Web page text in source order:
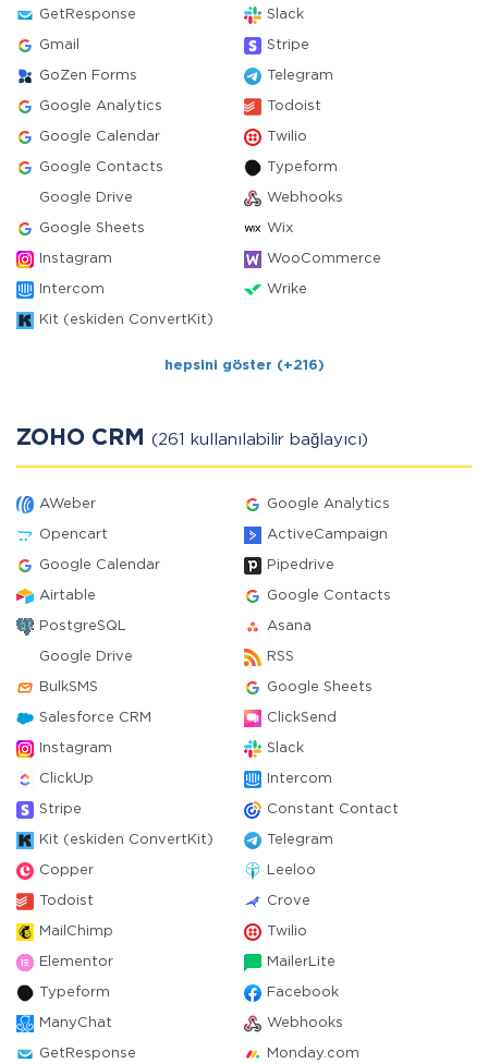
GetResponse Slack
Gmail Stripe
GoZen Forms Telegram
Google Analytics Todoist
Google Calendar Twilio
Google Contacts Typeform
Google Drive Webhooks
Google Sheets Wix
Instagram WooCommerce
Intercom Wrike
Kit (eskiden ConvertKit)
hepsini göster (+216)
ZOHO CRM (261 kullanılabilir bağlayıcı)
AWeber Google Analytics
Opencart ActiveCampaign
Google Calendar Pipedrive
Airtable Google Contacts
PostgreSQL Asana
Google Drive RSS
BulkSMS Google Sheets
Salesforce CRM ClickSend
Instagram Slack
ClickUp Intercom
Stripe Constant Contact
Kit (eskiden ConvertKit) Telegram
Copper Leeloo
Todoist Crove
MailChimp Twilio
Elementor MailerLite
Typeform Facebook
ManyChat Webhooks
GetResponse Monday.com